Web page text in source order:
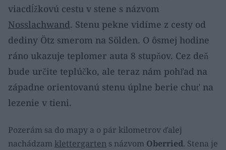
viacdĺžkovú cestu v stene s názvom
Nosslachwand. Stenu pekne vidíme z cesty od
dediny Ötz smerom na Sölden. O ôsmej hodine
ráno ukazuje teplomer auta 8 stupňov. Cez deň
bude určite teplúčko, ale teraz nám pohľad na
západne orientovanú stenu úplne berie chuť na
lezenie v tieni.
Pozerám sa do mapy a o pár kilometrov ďalej
nachádzam klettergarten s názvom Oberried. Stena je